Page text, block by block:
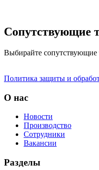
Сопутствующие
Выбирайте сопутствующие
Политика защиты и
О нас
Новости
Производство
Сотрудники
Вакансии
Разделы